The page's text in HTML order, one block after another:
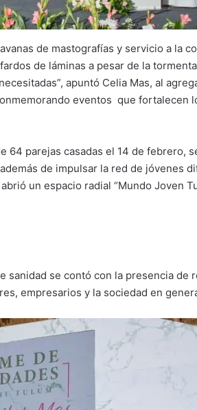
de mastografías y servicio a la
de láminas a pesar de la
apuntó Celia Mas, al
eventos que fortalecen
parejas casadas el 14 de febrero,
de impulsar la red de jóvenes
un espacio radial “Mundo Joven
se contó con la presencia de
empresarios y la sociedad en